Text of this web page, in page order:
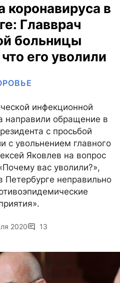
коронавируса в
Главврач
больницы
его уволили
инфекционной
направили обращение в
с просьбой
с увольнением главного
Яковлев на вопрос
вас уволили?»,
Петербурге неправильно
2020 13